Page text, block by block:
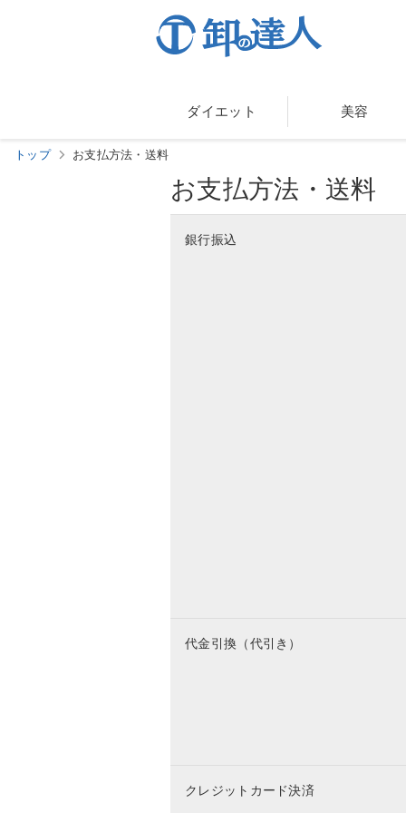
ダイエット 美容
トップ お支払方法・送料
お支払方法・送料
銀行振込
代金引換（代引き）
クレジットカード決済